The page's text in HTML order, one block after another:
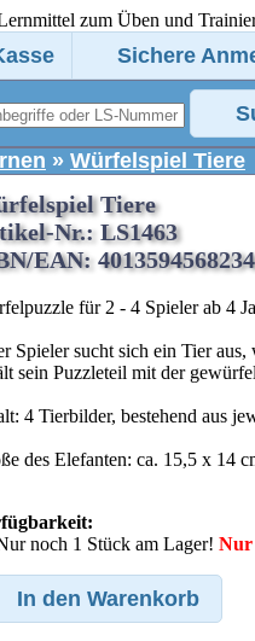
Sichere
» Würfelspiel Tiere
Tiere
Nr.: LS1463
EAN: 4013594568234
für 2 - 4 Spieler ab 4
Spieler sucht sich ein Tier
sein Puzzleteil mit der
4 Tierbilder, bestehend aus
des Elefanten: ca. 15,5 x 14
Nur
In den Warenkorb